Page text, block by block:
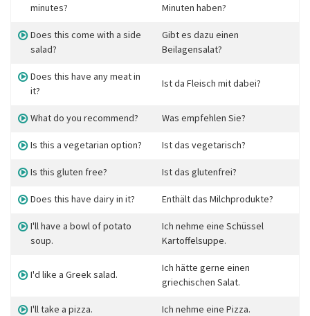
minutes?
Minuten haben?
Does this come with a side
salad?
Gibt es dazu einen
Beilagensalat?
Does this have any meat in
it?
Ist da Fleisch mit dabei?
What do you recommend? Was empfehlen Sie?
Is this a vegetarian option? Ist das vegetarisch?
Is this gluten free? Ist das glutenfrei?
Does this have dairy in it? Enthält das Milchprodukte?
I'll have a bowl of potato
soup.
Ich nehme eine Schüssel
Kartoffelsuppe.
I'd like a Greek salad.
Ich hätte gerne einen
griechischen Salat.
I'll take a pizza. Ich nehme eine Pizza.